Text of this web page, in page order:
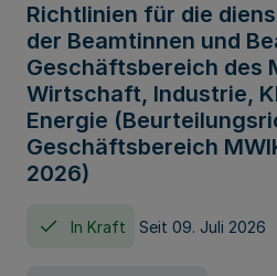
Richtlinien für die
der Beamtinnen und
Geschäftsbereich des
Wirtschaft, Industrie,
Energie
Geschäftsbereich
2026)
In Kraft Seit 09. Juli 2026